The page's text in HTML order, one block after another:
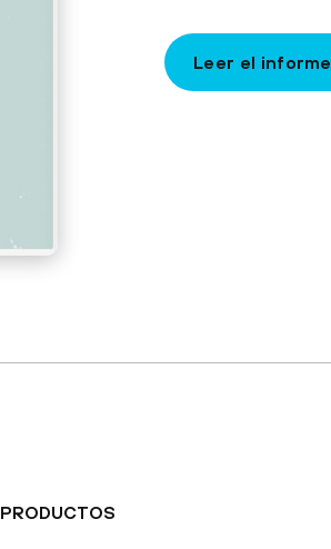
Leer el informe
PRODUCTOS